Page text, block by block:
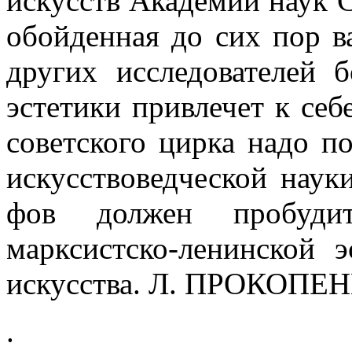
обойденная до сих пор
других исследователей
эстетики привлечет к
советского цирка надо
искусствоведческой
фов должен
марксистско-ленинской
искусства. Л.
.